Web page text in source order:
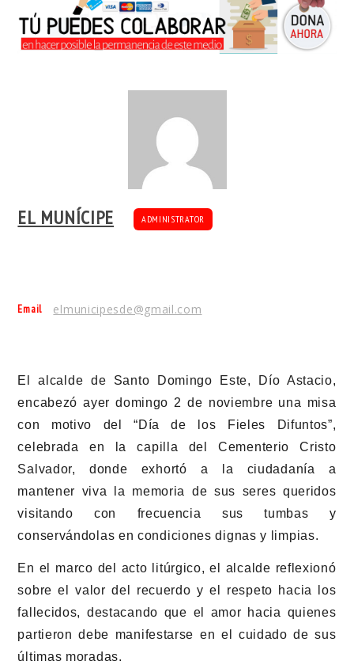
EL MUNÍCIPE ADMINISTRATOR
Email elmunicipesde@gmail.com
El alcalde de Santo Domingo Este, Dío Astacio,
encabezó ayer domingo 2 de noviembre una misa
con motivo del “Día de los Fieles Difuntos”,
celebrada en la capilla del Cementerio Cristo
Salvador, donde exhortó a la ciudadanía a
mantener viva la memoria de sus seres queridos
visitando con frecuencia sus tumbas y
conservándolas en condiciones dignas y limpias.
En el marco del acto litúrgico, el alcalde reflexionó
sobre el valor del recuerdo y el respeto hacia los
fallecidos, destacando que el amor hacia quienes
partieron debe manifestarse en el cuidado de sus
últimas moradas.